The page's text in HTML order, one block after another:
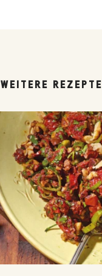
WEITERE REZEPTE